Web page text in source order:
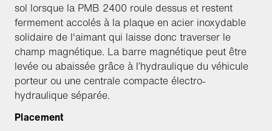
sol lorsque la PMB 2400 roule dessus et restent
fermement accolés à la plaque en acier inoxydable
solidaire de l'aimant qui laisse donc traverser le
champ magnétique. La barre magnétique peut être
levée ou abaissée grâce à l’hydraulique du véhicule
porteur ou une centrale compacte électro-
hydraulique séparée.
Placement